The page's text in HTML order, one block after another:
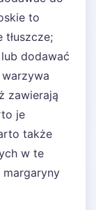
to
dodawać
warzywa
zawierają
je
także
w te
margaryny